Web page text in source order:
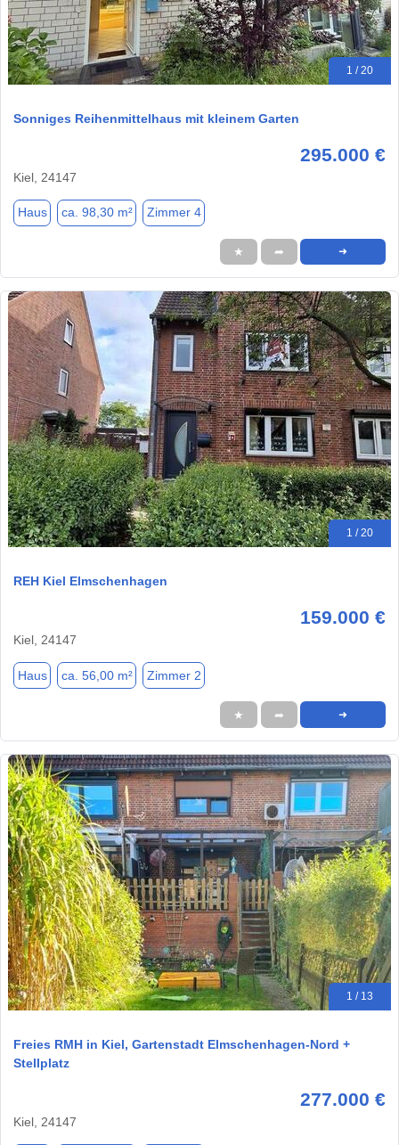
1 / 20
Sonniges Reihenmittelhaus mit kleinem Garten
295.000 €
Kiel, 24147
Haus ca. 98,30 m² Zimmer 4
★ ➦ ➜
1 / 20
REH Kiel Elmschenhagen
159.000 €
Kiel, 24147
Haus ca. 56,00 m² Zimmer 2
★ ➦ ➜
1 / 13
Freies RMH in Kiel, Gartenstadt Elmschenhagen-Nord +
Stellplatz
277.000 €
Kiel, 24147